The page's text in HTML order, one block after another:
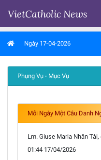
VietCatholic News
Ngày 17-04-2026
Phụng Vụ - Mục Vụ
Mỗi Ngày Một Câu Danh
Lm. Giuse Maria Nhân Tài,
01:44 17/04/2026